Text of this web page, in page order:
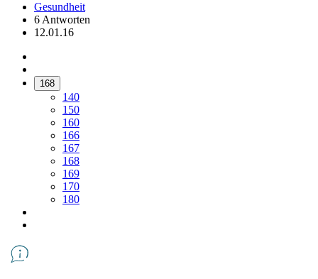
Gesundheit
6 Antworten
12.01.16
168
140
150
160
166
167
168
169
170
180